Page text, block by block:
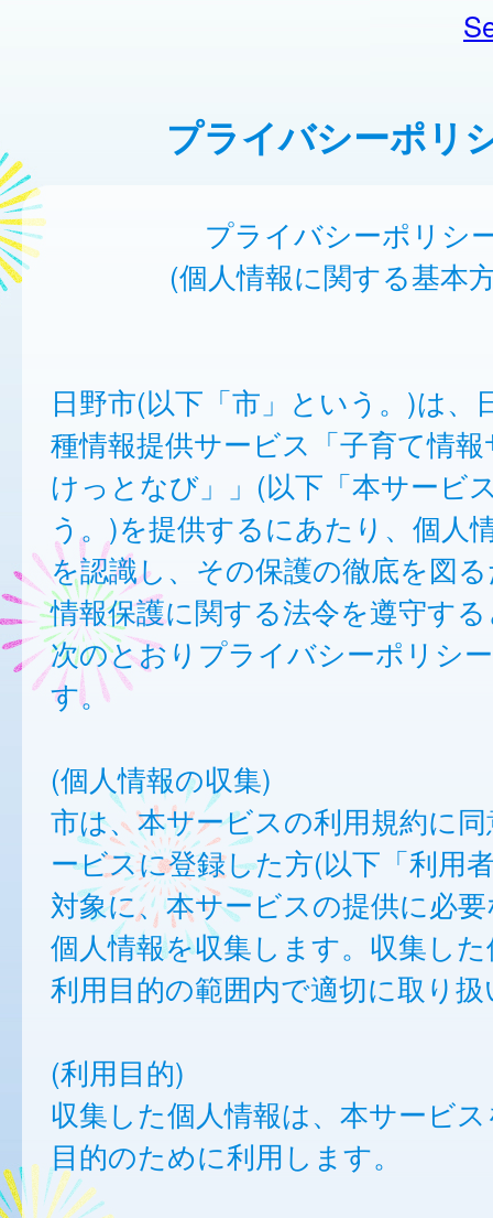
プライバシーポリ
プライバシーポリシ
(個人情報に関する基本
日野市(以下「市」という。)は、
種情報提供サービス「子育て情
けっとなび」」(以下「本サービ
う。)を提供するにあたり、個人
を認識し、その保護の徹底を図
情報保護に関する法令を遵守す
次のとおりプライバシーポリシ
す。
(個人情報の収集)
市は、本サービスの利用規約に
ービスに登録した方(以下「利用
対象に、本サービスの提供に必
個人情報を収集します。収集し
利用目的の範囲内で適切に取り
(利用目的)
収集した個人情報は、本サービ
目的のために利用します。